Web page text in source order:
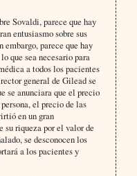
Sovaldi, parece que hay
entusiasmo sobre sus
parece que hay
que sea necesario para
a todos los pacientes
general de Gilead se
se anunciara que el precio
el precio de las
en un gran
riqueza por el valor de
se desconocen los
a los pacientes y